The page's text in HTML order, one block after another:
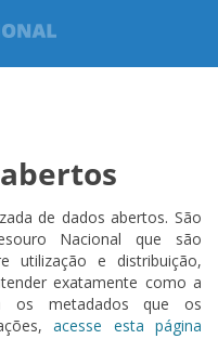
de dados abertos. São
Nacional que são
utilização e distribuição,
exatamente como a
os metadados que os
acesse esta página